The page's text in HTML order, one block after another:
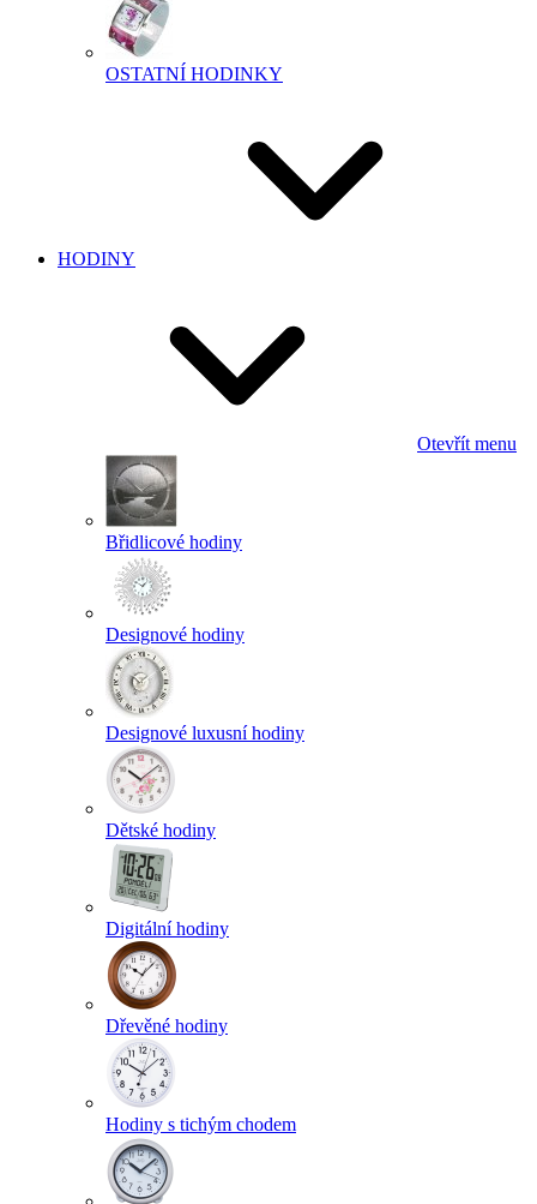
OSTATNÍ HODINKY
HODINY
Otevřít menu
Břidlicové hodiny
Designové hodiny
Designové luxusní hodiny
Dětské hodiny
Digitální hodiny
Dřevěné hodiny
Hodiny s tichým chodem